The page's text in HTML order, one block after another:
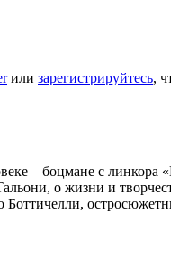
или зарегистрируйтесь,
– боцмане с
о жизни и